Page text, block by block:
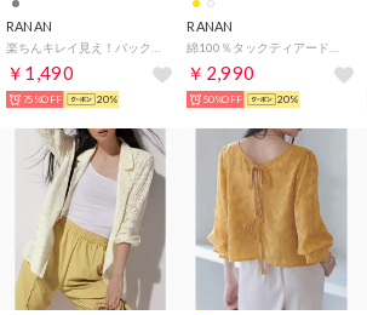
RANAN
￥1,490
75%OFF 20%
RANAN
￥2,990
50%OFF 20%